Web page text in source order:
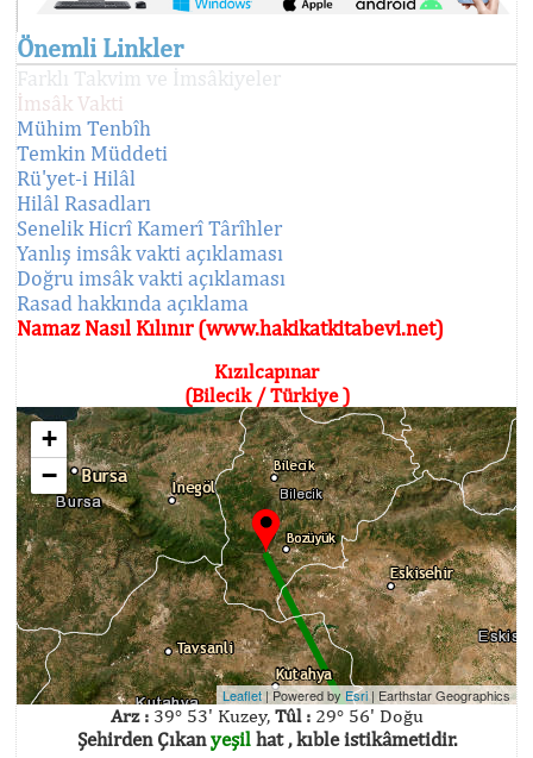
Önemli Linkler
Farklı Takvim ve İmsâkiyeler
İmsâk Vakti
Mühim Tenbîh
Temkin Müddeti
Rü'yet-i Hilâl
Hilâl Rasadları
Senelik Hicrî Kamerî Târîhler
Yanlış imsâk vakti açıklaması
Doğru imsâk vakti açıklaması
Rasad hakkında açıklama
Namaz Nasıl Kılınır (www.hakikatkitabevi.net)
Kızılcapınar
(Bilecik / Türkiye )
+
−
Leaflet| Powered byEsri| Earthstar Geographics
Arz :39° 53' Kuzey, Tûl :29° 56' Doğu
Şehirden Çıkanyeşilhat , kıble istikâmetidir.